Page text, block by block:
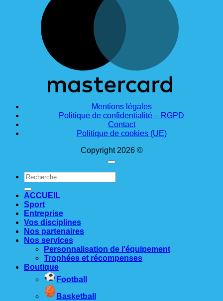
Mentions légales
Politique de confidentialité – RGPD
Contact
Politique de cookies (UE)
Copyright 2026 ©
Recherche
pour :
ACCUEIL
Sport
Entreprise
Vos disciplines
Nos partenaires
Nos services
Personnalisation de l’équipement
Trophées et récompenses
Boutique
Football
Basketball